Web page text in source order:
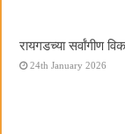
रायगडच्या सर्वांगीण
24th January 2026